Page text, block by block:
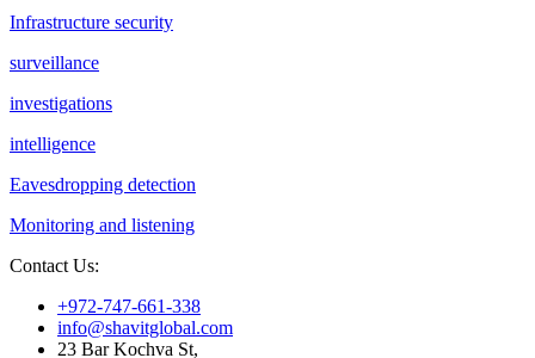
Infrastructure security
surveillance
investigations
intelligence
Eavesdropping detection
Monitoring and listening
Contact Us:
+972-747-661-338
info@shavitglobal.com
23 Bar Kochva St,